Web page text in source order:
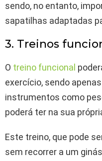
sendo, no entanto,
sapatilhas adaptadas
3. Treinos
O treino funcional
exercício, sendo
instrumentos como
poderá ter na sua
Este treino, que pode
sem recorrer a um